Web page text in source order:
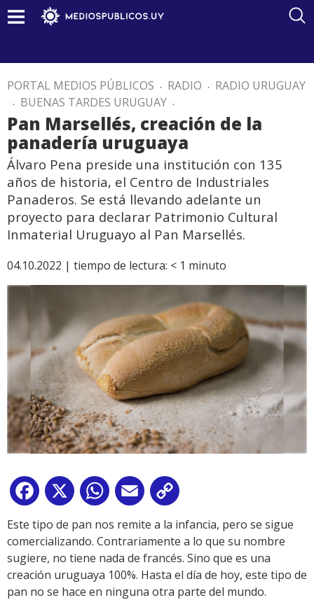
PORTAL MEDIOS PÚBLICOS . RADIO . RADIO URUGUAY
. BUENAS TARDES URUGUAY .
Pan Marsellés, creación de la
panadería uruguaya
Álvaro Pena preside una institución con 135
años de historia, el Centro de Industriales
Panaderos. Se está llevando adelante un
proyecto para declarar Patrimonio Cultural
Inmaterial Uruguayo al Pan Marsellés.
04.10.2022 | tiempo de lectura: < 1 minuto
Facebook
X WhatsApp
Email
Link
Este tipo de pan nos remite a la infancia, pero se sigue
comercializando. Contrariamente a lo que su nombre
sugiere, no tiene nada de francés. Sino que es una
creación uruguaya 100%. Hasta el día de hoy, este tipo de
pan no se hace en ninguna otra parte del mundo.